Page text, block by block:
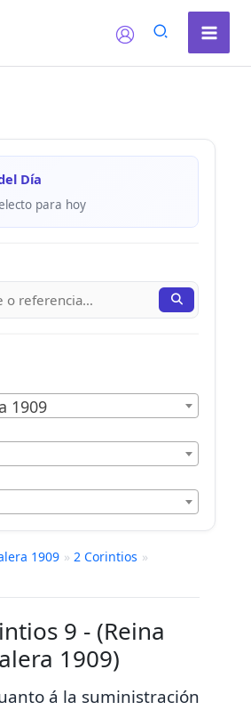
Día
para hoy
1909
1909 » 2 Corintios »
9 - (Reina
1909)
á la suministración